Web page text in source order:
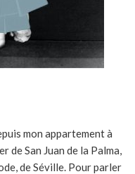
mon appartement à
de San Juan de la Palma,
de Séville. Pour parler